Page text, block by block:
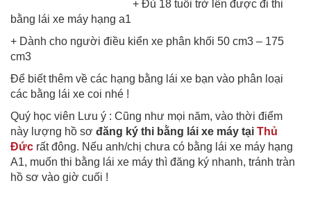
+ Đủ 18 tuổi trở lên được đi thi
bằng lái xe máy hạng a1
+ Dành cho người điều kiển xe phân khối 50 cm3 – 175
cm3
Để biết thêm về các hạng bằng lái xe bạn vào phân loại
các bằng lái xe coi nhé !
Quý học viên Lưu ý : Cũng như mọi năm, vào thời điểm
này lượng hồ sơ đăng ký thi bằng lái xe máy tại Thủ
Đức rất đông. Nếu anh/chị chưa có bằng lái xe máy hạng
A1, muốn thi bằng lái xe máy thì đăng ký nhanh, tránh tràn
hồ sơ vào giờ cuối !